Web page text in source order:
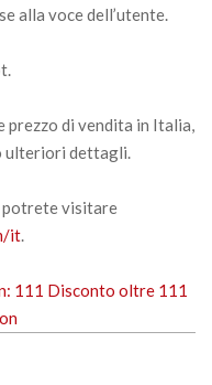
alla voce dell’utente.
prezzo di vendita in Italia,
ulteriori dettagli.
potrete visitare
it.